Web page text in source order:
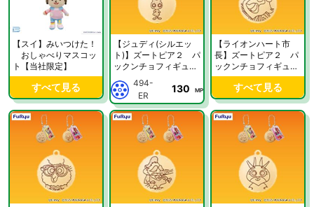
【スイ】みいつけた！
おしゃべりマスコッ
ト【当社限定】
すべて見る
【ジュディ(シルエッ
ト)】ズートピア２ パ
ックンチョフィギュア
キーチェーン【当社限
定】
494-
ER
130 MP
【ライオンハート市
長】ズートピア２ パ
ックンチョフィギュア
キーチェーン【当社限
すべて見る